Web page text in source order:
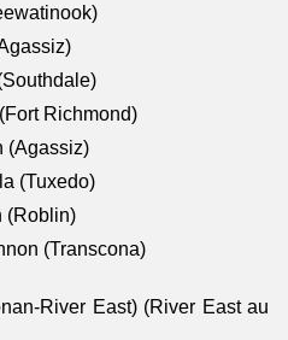
Richmond)
(Agassiz)
(Tuxedo)
(Roblin)
(Transcona)
River East) (River East au